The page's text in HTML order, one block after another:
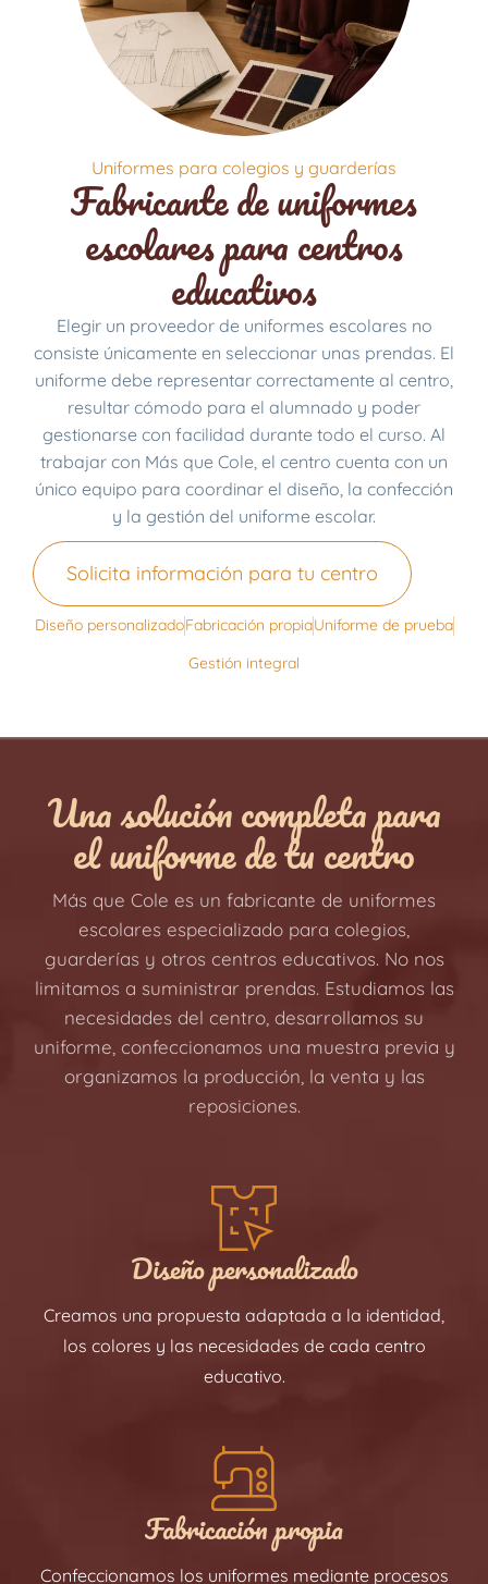
Uniformes para colegios y guarderías
Fabricante de uniformes
escolares para centros
educativos
Elegir un proveedor de uniformes escolares no
consiste únicamente en seleccionar unas prendas. El
uniforme debe representar correctamente al centro,
resultar cómodo para el alumnado y poder
gestionarse con facilidad durante todo el curso. Al
trabajar con Más que Cole, el centro cuenta con un
único equipo para coordinar el diseño, la confección
y la gestión del uniforme escolar.
Solicita información para tu centro
Diseño personalizadoFabricación propiaUniforme de prueba
Gestión integral
Una solución completa para
el uniforme de tu centro
Más que Cole es un fabricante de uniformes
escolares especializado para colegios,
guarderías y otros centros educativos. No nos
limitamos a suministrar prendas. Estudiamos las
necesidades del centro, desarrollamos su
uniforme, confeccionamos una muestra previa y
organizamos la producción, la venta y las
reposiciones.
Diseño personalizado
Creamos una propuesta adaptada a la identidad,
los colores y las necesidades de cada centro
educativo.
Fabricación propia
Confeccionamos los uniformes mediante procesos